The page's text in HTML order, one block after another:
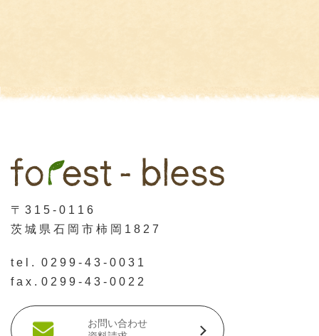
〒315-0116
茨城県石岡市柿岡1827
tel.
0299-43-0031
fax. 0299-43-0022
お問い合わせ